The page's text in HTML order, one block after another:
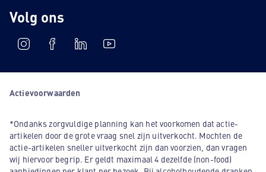
Volg ons
Actievoorwaarden
*Ondanks zorgvuldige planning kan het voorkomen dat actie-
artikelen door de grote vraag snel zijn uitverkocht. Mochten de
actie-artikelen sneller uitverkocht zijn dan voorzien, dan vragen
wij hiervoor begrip. Er geldt maximaal 4 dezelfde (non-food)